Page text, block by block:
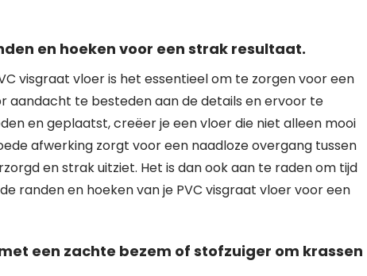
en hoeken voor een strak resultaat.
visgraat vloer is het essentieel om te zorgen voor een
aandacht te besteden aan de details en ervoor te
en geplaatst, creëer je een vloer die niet alleen mooi
afwerking zorgt voor een naadloze overgang tussen
en strak uitziet. Het is dan ook aan te raden om tijd
randen en hoeken van je PVC visgraat vloer voor een
een zachte bezem of stofzuiger om krassen